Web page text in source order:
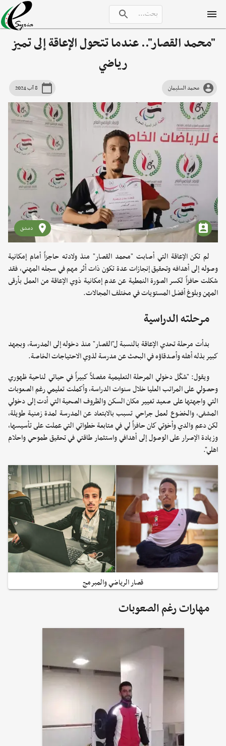
"محمد القصار".. عندما تتحول الإعاقة إلى تميز
رياضي
محمد السليمان 8 آب 2024
دمشق
لم تكن الإعاقة التي أصابت "محمد القصار" منذ ولادته حاجزاً أمام إمكانية
وصوله إلى أهدافه وتحقيق إنجازات عدة تكون ذات أثر مهم في سجله المهني، فقد
شكلت حافزاً لكسر الصورة النمطية عن عدم إمكانية ذوي الإعاقة من العمل بأرقى
المهن وبلوغ أفضل المستويات في مختلف المجالات.
مرحلته الدراسية
بدأت مرحلة تحدي الإعاقة بالنسبة ل"القصار" منذ دخوله إلى المدرسة، وبجهد
كبير بذله أهله وأصدقاؤه في البحث عن مدرسة لذوي الاحتياجات الخاصة.
ويقول: "شكّل دخولي المرحلة التعليمية مفصلاً كبيراً في حياتي لناحية ظهوري
وحصولي على المراتب العليا خلال سنوات الدراسة، وأكملت تعليمي رغم الصعوبات
التي واجهتها على صعيد تغيير مكان السكن والظروف الصحية التي أدت إلى دخولي
المشفى، والخضوع لعمل جراحي تسبب بالابتعاد عن المدرسة لمدة زمنية طويلة،
لكن دعم والدي وأخوتي كان حافزاً لي في متابعة خطواتي التي عملت على تأسيسها،
وزيادة الإصرار على الوصول إلى أهدافي واستثمار طاقتي في تحقيق طموحي واحلام
اهلي".
قصار الرياضي والمبرمج
مهارات رغم الصعوبات